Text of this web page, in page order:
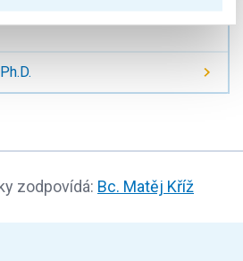
zodpovídá: Bc. Matěj Kříž